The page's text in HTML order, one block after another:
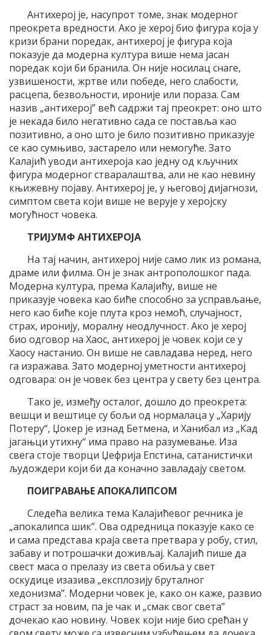
Антихерој је, насупрот томе, знак модерног
преокрета вредности. Ако је херој био фигура која у
кризи брани поредак, антихерој је фигура која
показује да модерна култура више нема јасан
поредак који би бранила. Он није носилац снаге,
узвишености, жртве или победе, него слабости,
расцепа, безвољности, ироније или пораза. Сам
назив „антихерој” већ садржи тај преокрет: оно што
је некада било негативно сада се поставља као
позитивно, а оно што је било позитивно приказује
се као сумњиво, застарело или немогуће. Зато
Калајић уводи антихероја као једну од кључних
фигура модерног стваралаштва, али не као невину
књижевну појаву. Антихерој је, у његовој дијагнози,
симптом света који више не верује у херојску
могућност човека.
ТРИЈУМФ АНТИХЕРОЈА
На тај начин, антихерој није само лик из романа,
драме или филма. Он је знак антрополошког пада.
Модерна култура, према Калајићу, више не
приказује човека као биће способно за усправљање,
него као биће које плута кроз немоћ, случајност,
страх, иронију, моралну неодлучност. Ако је херој
био одговор на Хаос, антихерој је човек који се у
Хаосу настанио. Он више не савладава неред, него
га изражава. Зато модерној уметности антихерој
одговара: он је човек без центра у свету без центра.
Тако је, између осталог, дошло до преокрета:
вешци и вештице су бољи од нормалаца у „Харију
Потеру“, Џокер је изнад Бетмена, и Ханибал из „Кад
јагањци утихну“ има право на разумевање. Иза
свега стоје творци Џефрија Епстина, сатанистички
људождери који би да коначно завладају светом.
ПОИГРАВАЊЕ АПОКАЛИПСОМ
Следећа велика тема Калајићевог речника је
„апокалипса шик”. Ова одредница показује како се
и сама представа краја света претвара у робу, стил,
забаву и потрошачки доживљај. Калајић пише да
свест маса о прелазу из света обиља у свет
оскудице изазива „експлозију бруталног
хедонизма”. Модерни човек је, како он каже, развио
страст за новим, па је чак и „смак свог света”
дочекао као новину. Човек који није био срећан у